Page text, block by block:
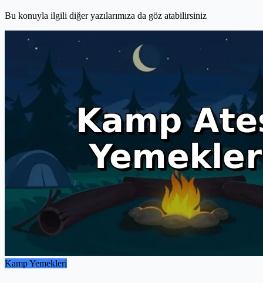
Bu konuyla ilgili diğer yazılarımıza da göz atabilirsiniz
Kamp Yemekleri